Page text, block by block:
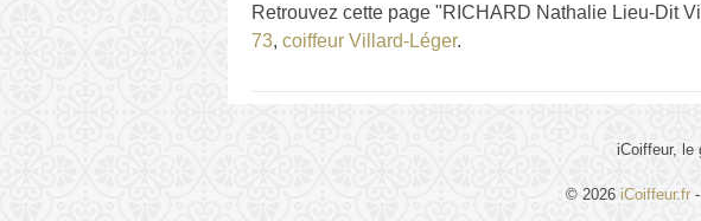
Retrouvez cette page "RICHARD Nathalie Lieu-Dit
73, coiffeur Villard-Léger.
iCoiffeur, le
© 2026 iCoiffeur.fr -